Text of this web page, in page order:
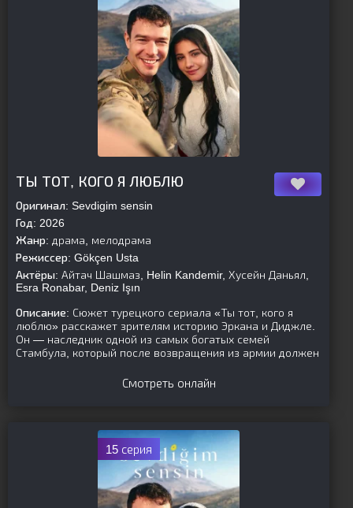
ТЫ ТОТ, КОГО Я ЛЮБЛЮ
Оригинал: Sevdigim sensin
Год: 2026
Жанр: драма, мелодрама
Режиссер: Gökçen Usta
Актёры: Айтач Шашмаз, Helin Kandemir, Хусейн Даньял,
Esra Ronabar, Deniz Işın
Описание: Сюжет турецкого сериала «Ты тот, кого я
люблю» расскажет зрителям историю Эркана и Диджле.
Он — наследник одной из самых богатых семей
Стамбула, который после возвращения из армии должен
Смотреть онлайн
15 серия